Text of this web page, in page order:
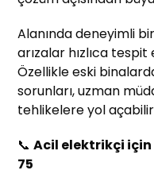
Alanında deneyimli
arızalar hızlıca
Özellikle eski
sorunları, uzman
tehlikelere yol
📞Acil elektrikçi için
75